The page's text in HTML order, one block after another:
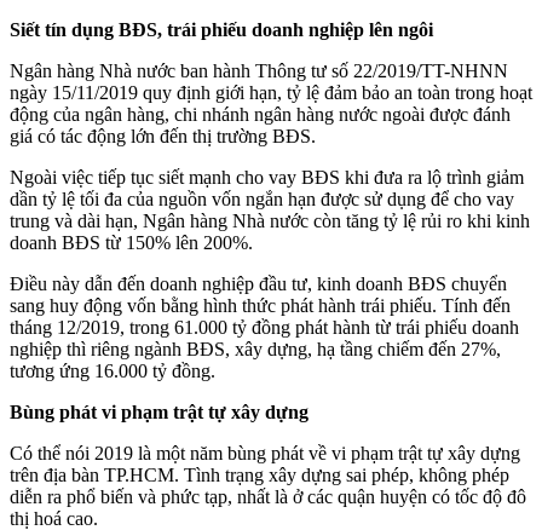
Siết tín dụng BĐS, trái phiếu doanh nghiệp lên ngôi
Ngân hàng Nhà nước ban hành Thông tư số 22/2019/TT-NHNN
ngày 15/11/2019 quy định giới hạn, tỷ lệ đảm bảo an toàn trong hoạt
động của ngân hàng, chi nhánh ngân hàng nước ngoài được đánh
giá có tác động lớn đến thị trường BĐS.
Ngoài việc tiếp tục siết mạnh cho vay BĐS khi đưa ra lộ trình giảm
dần tỷ lệ tối đa của nguồn vốn ngắn hạn được sử dụng để cho vay
trung và dài hạn, Ngân hàng Nhà nước còn tăng tỷ lệ rủi ro khi kinh
doanh BĐS từ 150% lên 200%.
Điều này dẫn đến doanh nghiệp đầu tư, kinh doanh BĐS chuyển
sang huy động vốn bằng hình thức phát hành trái phiếu. Tính đến
tháng 12/2019, trong 61.000 tỷ đồng phát hành từ trái phiếu doanh
nghiệp thì riêng ngành BĐS, xây dựng, hạ tầng chiếm đến 27%,
tương ứng 16.000 tỷ đồng.
Bùng phát vi phạm trật tự xây dựng
Có thể nói 2019 là một năm bùng phát về vi phạm trật tự xây dựng
trên địa bàn TP.HCM. Tình trạng xây dựng sai phép, không phép
diễn ra phổ biến và phức tạp, nhất là ở các quận huyện có tốc độ đô
thị hoá cao.